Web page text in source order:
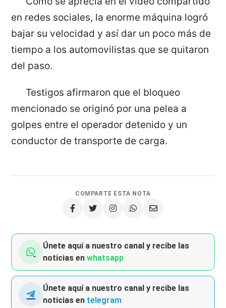
en redes sociales, la enorme máquina logró
bajar su velocidad y así dar un poco más de
tiempo a los automovilistas que se quitaron
del paso.
Testigos afirmaron que el bloqueo
mencionado se originó por una pelea a
golpes entre el operador detenido y un
conductor de transporte de carga.
COMPARTE ESTA NOTA
Únete aquí a nuestro canal y recibe las
noticias enwhatsapp
Únete aquí a nuestro canal y recibe las
noticias en telegram